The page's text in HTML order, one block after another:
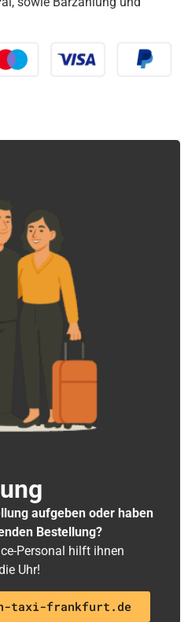
aufgeben oder haben
Bestellung?
Personal hilft ihnen
Uhr!
taxi-frankfurt.de